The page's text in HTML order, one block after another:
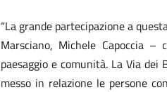
“La grande partecipazione a
Marsciano, Michele Capoccia
paesaggio e comunità. La Via
messo in relazione le persone